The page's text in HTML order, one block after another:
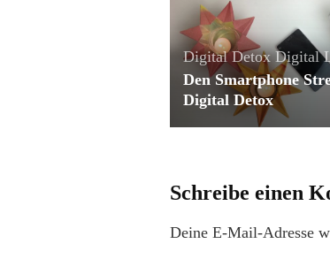
Digital Detox Digital
Den Smartphone
Digital Detox
Schreibe einen
Deine E-Mail-Adresse